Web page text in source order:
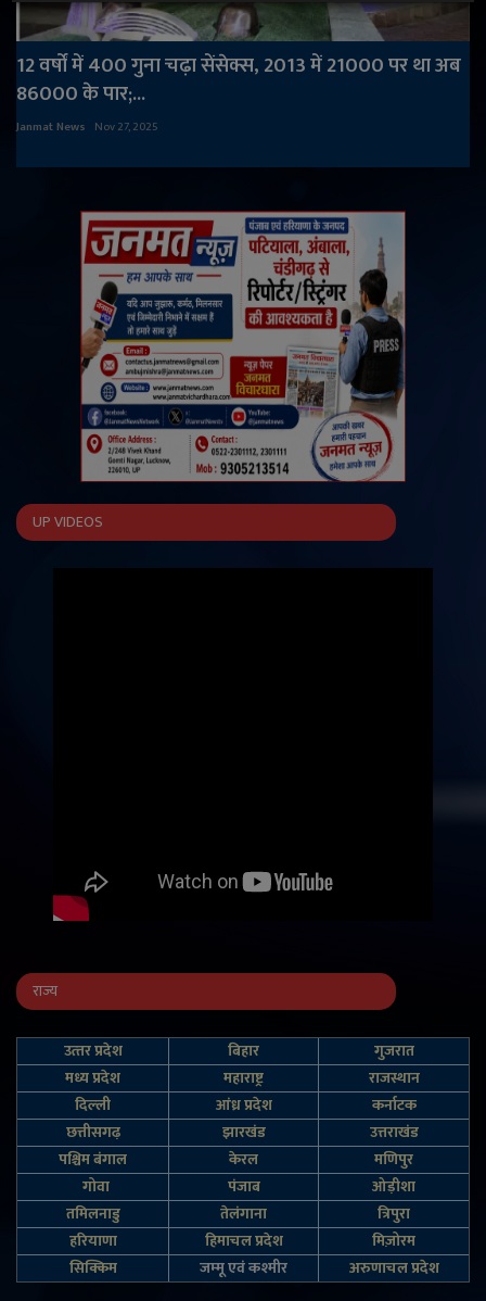
12 वर्षों में 400 गुना चढ़ा सेंसेक्स, 2013 में 21000 पर था अब
86000 के पार;...
Janmat News Nov 27, 2025
UP VIDEOS
राज्य
उत्‍तर प्रदेश बिहार
गुजरात
मध्य प्रदेश
महाराष्ट्र
राजस्थान
दिल्‍ली
आंध्र प्रदेश
कर्नाटक
छत्तीसगढ़
झारखंड
उत्तराखंड
पश्चिम बंगाल
केरल
मणिपुर
गोवा
पंजाब
ओड़ीशा
तमिलनाडु
तेलंगाना
त्रिपुरा
हरियाणा
हिमाचल प्रदेश
मिज़ोरम
सिक्किम
जम्‍मू एवं कश्‍मीर अरुणाचल प्रदेश